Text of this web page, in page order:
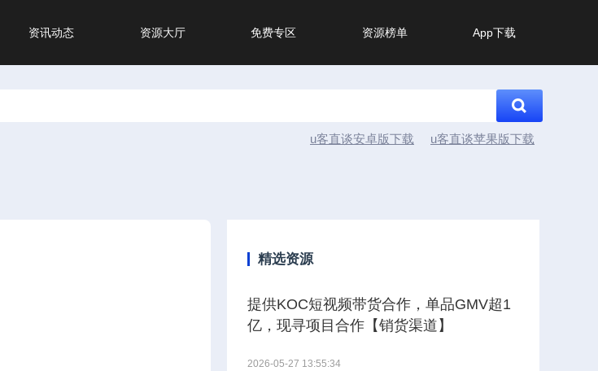
资讯动态 资源大厅 免费专区 资源榜单 App下载
u客直谈安卓版下载 u客直谈苹果版下载
精选资源
提供KOC短视频带货合作，单品GMV超1
亿，现寻项目合作【销货渠道】
2026-05-27 13:55:34